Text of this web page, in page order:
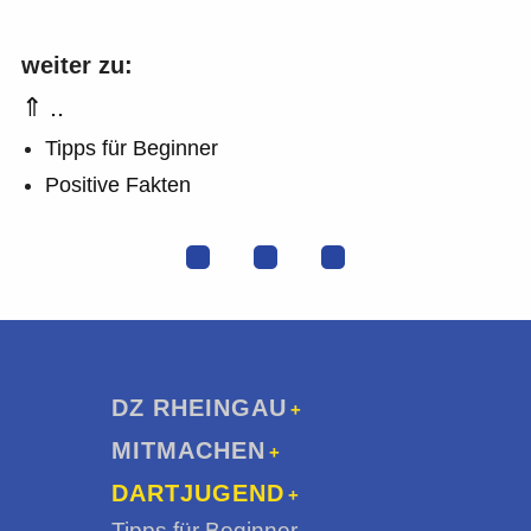
weiter zu:
⇑ ..
Tipps für Beginner
Positive Fakten
DZ RHEINGAU
MITMACHEN
DARTJUGEND